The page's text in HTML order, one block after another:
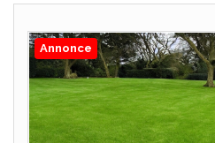
Annonce